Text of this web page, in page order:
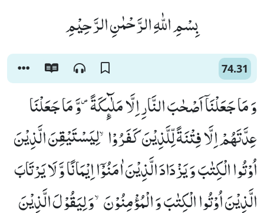
بِسْمِ اللّٰهِ الرَّحْمٰنِ الرَّحِیْمِ
74.31
وَ مَا جَعَلْنَاۤ اَصْحٰبَ النَّارِ اِلَّا مَلٰٓىٕكَةً۪-وَّ مَا جَعَلْنَا
عِدَّتَهُمْ اِلَّا فِتْنَةً لِّلَّذِیْنَ كَفَرُوْاۙ-لِیَسْتَیْقِنَ الَّذِیْنَ
اُوْتُوا الْكِتٰبَ وَ یَزْدَادَ الَّذِیْنَ اٰمَنُوْۤا اِیْمَانًا وَّ لَا یَرْتَابَ
الَّذِیْنَ اُوْتُوا الْكِتٰبَ وَ الْمُؤْمِنُوْنَۙ-وَ لِیَقُوْلَ الَّذِیْنَ